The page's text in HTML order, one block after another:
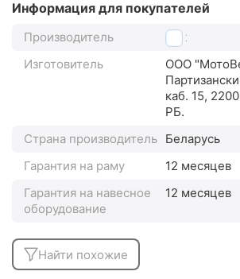
Информация для покупателей
Производитель
Aist
Изготовитель
ООО
каб. 15,
РБ.
Страна производитель Беларусь
Гарантия на раму
12 месяцев
Гарантия на навесное
оборудование
12 месяцев
Найти похожие